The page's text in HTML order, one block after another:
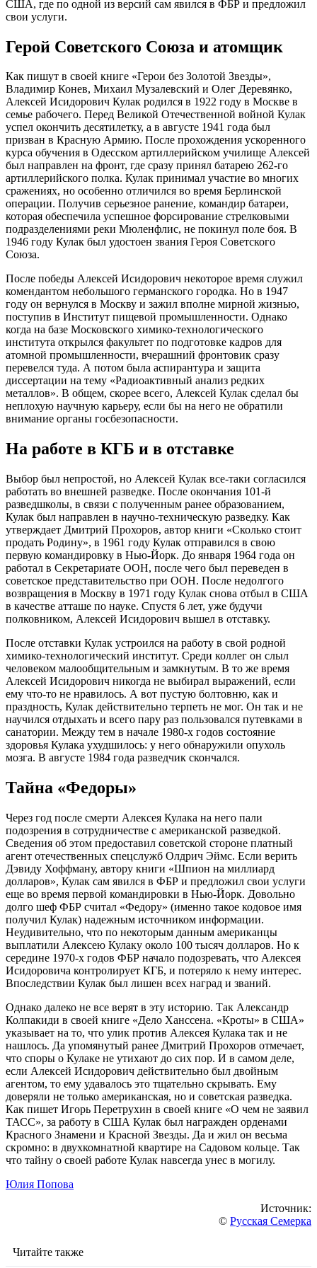
США, где по одной из версий сам явился в ФБР и предложил
свои услуги.
Герой Советского Союза и атомщик
Как пишут в своей книге «Герои без Золотой Звезды»,
Владимир Конев, Михаил Музалевский и Олег Деревянко,
Алексей Исидорович Кулак родился в 1922 году в Москве в
семье рабочего. Перед Великой Отечественной войной Кулак
успел окончить десятилетку, а в августе 1941 года был
призван в Красную Армию. После прохождения ускоренного
курса обучения в Одесском артиллерийском училище Алексей
был направлен на фронт, где сразу принял батарею 262-го
артиллерийского полка. Кулак принимал участие во многих
сражениях, но особенно отличился во время Берлинской
операции. Получив серьезное ранение, командир батареи,
которая обеспечила успешное форсирование стрелковыми
подразделениями реки Мюленфлис, не покинул поле боя. В
1946 году Кулак был удостоен звания Героя Советского
Союза.
После победы Алексей Исидорович некоторое время служил
комендантом небольшого германского городка. Но в 1947
году он вернулся в Москву и зажил вполне мирной жизнью,
поступив в Институт пищевой промышленности. Однако
когда на базе Московского химико-технологического
института открылся факультет по подготовке кадров для
атомной промышленности, вчерашний фронтовик сразу
перевелся туда. А потом была аспирантура и защита
диссертации на тему «Радиоактивный анализ редких
металлов». В общем, скорее всего, Алексей Кулак сделал бы
неплохую научную карьеру, если бы на него не обратили
внимание органы госбезопасности.
На работе в КГБ и в отставке
Выбор был непростой, но Алексей Кулак все-таки согласился
работать во внешней разведке. После окончания 101-й
разведшколы, в связи с полученным ранее образованием,
Кулак был направлен в научно-техническую разведку. Как
утверждает Дмитрий Прохоров, автор книги «Сколько стоит
продать Родину», в 1961 году Кулак отправился в свою
первую командировку в Нью-Йорк. До января 1964 года он
работал в Секретариате ООН, после чего был переведен в
советское представительство при ООН. После недолгого
возвращения в Москву в 1971 году Кулак снова отбыл в США
в качестве атташе по науке. Спустя 6 лет, уже будучи
полковником, Алексей Исидорович вышел в отставку.
После отставки Кулак устроился на работу в свой родной
химико-технологический институт. Среди коллег он слыл
человеком малообщительным и замкнутым. В то же время
Алексей Исидорович никогда не выбирал выражений, если
ему что-то не нравилось. А вот пустую болтовню, как и
праздность, Кулак действительно терпеть не мог. Он так и не
научился отдыхать и всего пару раз пользовался путевками в
санатории. Между тем в начале 1980-х годов состояние
здоровья Кулака ухудшилось: у него обнаружили опухоль
мозга. В августе 1984 года разведчик скончался.
Тайна «Федоры»
Через год после смерти Алексея Кулака на него пали
подозрения в сотрудничестве с американской разведкой.
Сведения об этом предоставил советской стороне платный
агент отечественных спецслужб Олдрич Эймс. Если верить
Дэвиду Хоффману, автору книги «Шпион на миллиард
долларов», Кулак сам явился в ФБР и предложил свои услуги
еще во время первой командировки в Нью-Йорк. Довольно
долго шеф ФБР считал «Федору» (именно такое кодовое имя
получил Кулак) надежным источником информации.
Неудивительно, что по некоторым данным американцы
выплатили Алексею Кулаку около 100 тысяч долларов. Но к
середине 1970-х годов ФБР начало подозревать, что Алексея
Исидоровича контролирует КГБ, и потеряло к нему интерес.
Впоследствии Кулак был лишен всех наград и званий.
Однако далеко не все верят в эту историю. Так Александр
Колпакиди в своей книге «Дело Ханссена. «Кроты» в США»
указывает на то, что улик против Алексея Кулака так и не
нашлось. Да упомянутый ранее Дмитрий Прохоров отмечает,
что споры о Кулаке не утихают до сих пор. И в самом деле,
если Алексей Исидорович действительно был двойным
агентом, то ему удавалось это тщательно скрывать. Ему
доверяли не только американская, но и советская разведка.
Как пишет Игорь Перетрухин в своей книге «О чем не заявил
ТАСС», за работу в США Кулак был награжден орденами
Красного Знамени и Красной Звезды. Да и жил он весьма
скромно: в двухкомнатной квартире на Садовом кольце. Так
что тайну о своей работе Кулак навсегда унес в могилу.
Юлия Попова
Источник:
© Русская Семерка
Читайте также